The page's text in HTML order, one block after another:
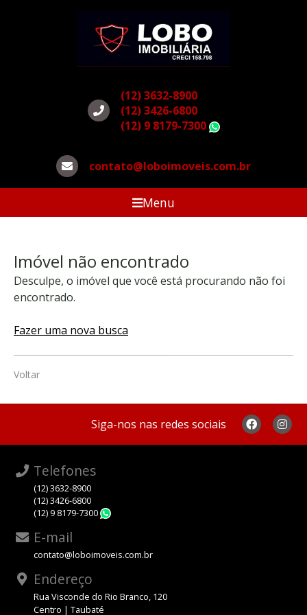
(12) 3632-8900
(12) 3426-6800
(12) 9 8179-7300
contato@loboimoveis.com.br
Menu
Imóvel não encontrado
Desculpe, o imóvel que você está procurando não foi
encontrado.
Fazer uma nova busca
Voltar
Siga-nos nas redes sociais
Telefones
(12) 3632-8900
(12) 3426-6800
(12) 9 8179-7300
E-mail
contato@loboimoveis.com.br
Endereço
Rua Visconde do Rio Branco, 120
Centro | Taubaté